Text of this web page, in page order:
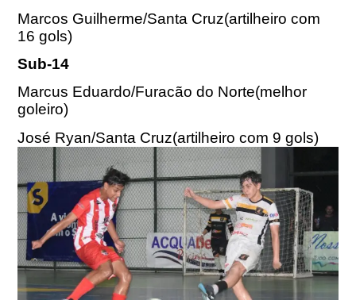
Marcos Guilherme/Santa Cruz(artilheiro com
16 gols)
Sub-14
Marcus Eduardo/Furacão do Norte(melhor
goleiro)
José Ryan/Santa Cruz(artilheiro com 9 gols)